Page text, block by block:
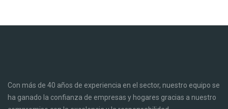
Con más de 40 años de experiencia en el sector, nuestro equipo se
ha ganado la confianza de empresas y hogares gracias a nuestro